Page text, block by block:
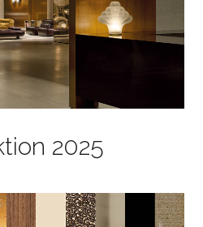
2025